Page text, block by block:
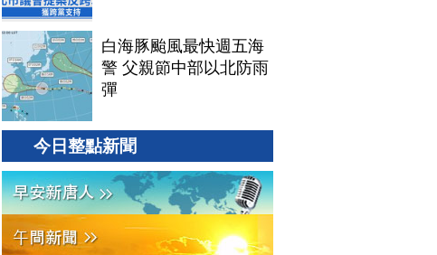
白海豚颱風最快週五海
警 父親節中部以北防雨
彈
今日整點新聞